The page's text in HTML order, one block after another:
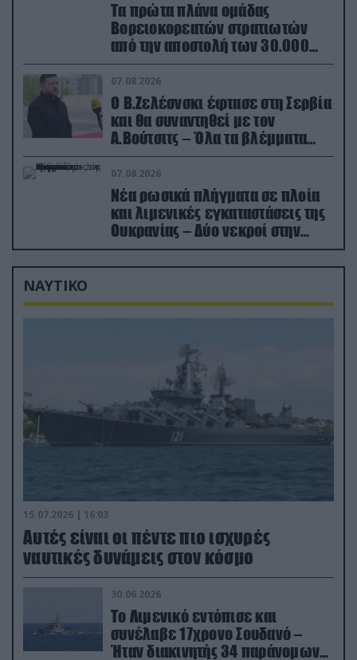
Τα πρώτα πλάνα ομάδας
Βορειοκορεατών στρατιωτών
από την αποστολή των 30.000
που έφτασαν στη Ρωσία (βίντεο)
07.08.2026
Ο Β.Ζελέσνσκι έφτασε στη Σερβία
και θα συναντηθεί με τον
Α.Βούτσιτς – Όλα τα βλέμματα
στις σχέσεις με τη Ρωσία
07.08.2026
Νέα ρωσικά πλήγματα σε πλοία
και λιμενικές εγκαταστάσεις της
Ουκρανίας – Δύο νεκροί στην
Κριμαία
ΝΑΥΤΙΚΟ
15.07.2026 | 16:03
Aυτές είναι οι πέντε πιο ισχυρές
ναυτικές δυνάμεις στον κόσμο
30.06.2026
Το Λιμενικό εντόπισε και
συνέλαβε 17χρονο Σουδανό –
Ήταν διακινητής 34 παράνομων